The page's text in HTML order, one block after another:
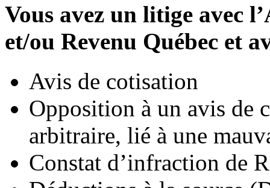
Vous avez un litige avec
et/ou Revenu Québec et
Avis de cotisation
Opposition à un avis de
arbitraire, lié à une
Constat d’infraction de